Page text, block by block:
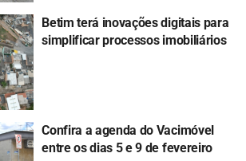
Betim terá inovações digitais para
simplificar processos imobiliários
Confira a agenda do Vacimóvel
entre os dias 5 e 9 de fevereiro